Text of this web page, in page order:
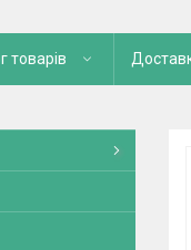
товарів